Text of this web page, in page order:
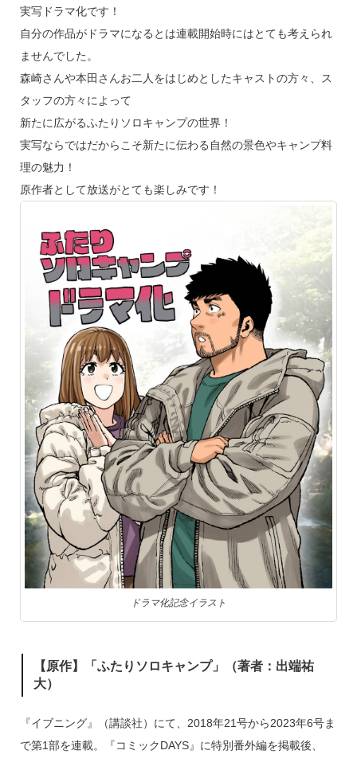
実写ドラマ化です！
自分の作品がドラマになるとは連載開始時にはとても考えられ
ませんでした。
森崎さんや本田さんお二人をはじめとしたキャストの方々、ス
タッフの方々によって
新たに広がるふたりソロキャンプの世界！
実写ならではだからこそ新たに伝わる自然の景色やキャンプ料
理の魅力！
原作者として放送がとても楽しみです！
ドラマ化記念イラスト
【原作】「ふたりソロキャンプ」（著者：出端祐
大）
『イブニング』（講談社）にて、2018年21号から2023年6号ま
で第1部を連載。『コミックDAYS』に特別番外編を掲載後、